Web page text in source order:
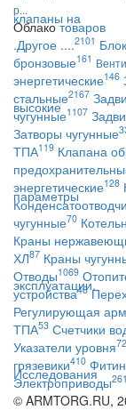
р...
Облакотоваров
.Другое ....2101
бронзовые161
энергетические146
стальные2167
чугунные1107
Затворы чугунные
ТПА119 Клапана
энергетические128
чугунные70
Краны
ХЛ87 Краны
Отводы1069
устройства46
Регулирующая
ТПА53 Счетчики
Указатели уровня72
грязевики410
Электроприводы261
© ARMTORG.RU,